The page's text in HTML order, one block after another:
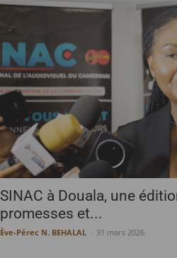
SINAC à Douala, une
promesses et...
Ève-Pérec N. BEHALAL 31 mars 2026